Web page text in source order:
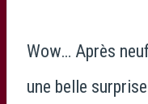
Wow… Après
une belle